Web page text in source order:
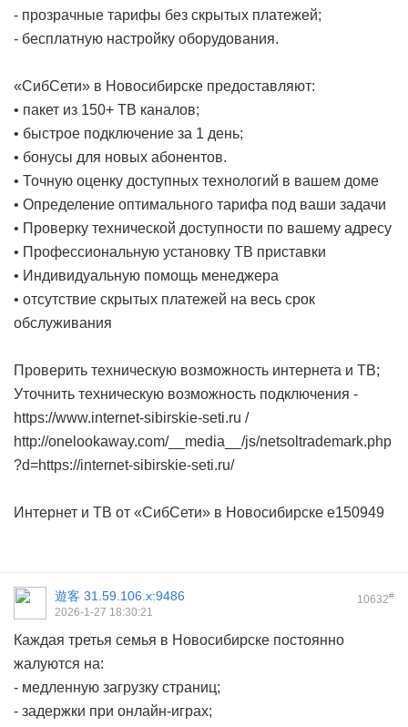
- прозрачные тарифы без скрытых платежей;
- бесплатную настройку оборудования.
«СибСети» в Новосибирске предоставляют:
• пакет из 150+ ТВ каналов;
• быстрое подключение за 1 день;
• бонусы для новых абонентов.
• Точную оценку доступных технологий в вашем доме
• Определение оптимального тарифа под ваши задачи
• Проверку технической доступности по вашему адресу
• Профессиональную установку ТВ приставки
• Индивидуальную помощь менеджера
• отсутствие скрытых платежей на весь срок
обслуживания
Проверить техническую возможность интернета и ТВ;
Уточнить техническую возможность подключения -
https://www.internet-sibirskie-seti.ru /
http://onelookaway.com/__media__/js/netsoltrademark.php
?d=https://internet-sibirskie-seti.ru/
Интернет и ТВ от «СибСети» в Новосибирске e150949
10632#
遊客 31.59.106.x:9486
2026-1-27 18:30:21
Каждая третья семья в Новосибирске постоянно
жалуются на:
- медленную загрузку страниц;
- задержки при онлайн-играх;